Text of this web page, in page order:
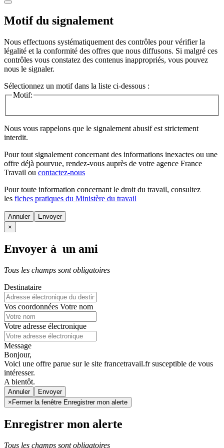
Motif du signalement
Nous effectuons systématiquement des contrôles pour vérifier la
légalité et la conformité des offres que nous diffusons. Si malgré ces
contrôles vous constatez des contenus inappropriés, vous pouvez
nous le signaler.
Sélectionnez un motif dans la liste ci-dessous :
Motif:
Nous vous rappelons que le signalement abusif est strictement
interdit.
Pour tout signalement concernant des informations inexactes ou une
offre déjà pourvue, rendez-vous auprès de votre agence France
Travail ou contactez-nous
Pour toute information concernant le droit du travail, consultez
les fiches pratiques du Ministère du travail
Annuler
×
Envoyer à un ami
Tous les champs sont obligatoires
Destinataire
Vos coordonnées Votre nom
Votre adresse électronique
Message
Bonjour,
Voici une offre parue sur le site francetravail.fr susceptible de vous
intéresser.
A bientôt.
Annuler
× Fermer la fenêtre Enregistrer mon alerte
Enregistrer mon alerte
Tous les champs sont obligatoires